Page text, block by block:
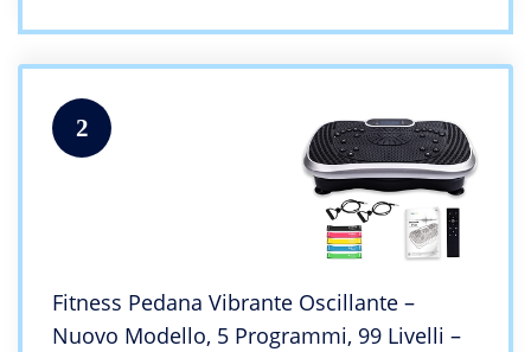
2
Fitness Pedana Vibrante Oscillante –
Nuovo Modello, 5 Programmi, 99 Livelli –